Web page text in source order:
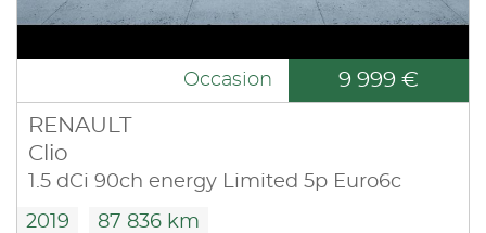
Occasion 9 999 €
RENAULT
Clio
1.5 dCi 90ch energy Limited 5p Euro6c
2019 87 836 km